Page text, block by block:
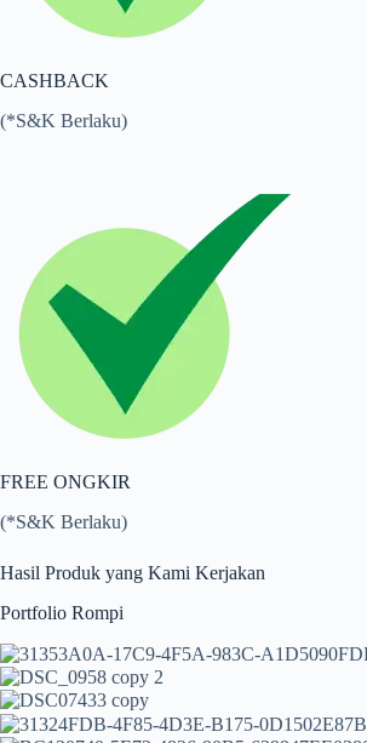
CASHBACK
(*S&K Berlaku)
FREE ONGKIR
(*S&K Berlaku)
Hasil Produk yang Kami Kerjakan
Portfolio Rompi